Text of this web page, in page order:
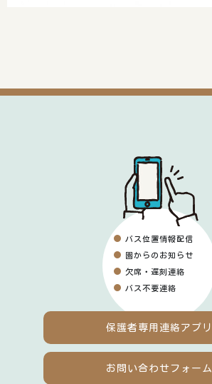
お問い合わせフォーム
保護者専用 連絡アプリ
バス位置情報配信
園からのお知らせ
欠席・遅刻連絡
バス不要連絡